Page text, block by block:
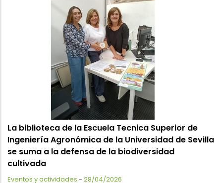
La biblioteca de la Escuela Tecnica Superior de
Ingeniería Agronómica de la Universidad de Sevilla
se suma a la defensa de la biodiversidad
cultivada
Eventos y actividades - 28/04/2026